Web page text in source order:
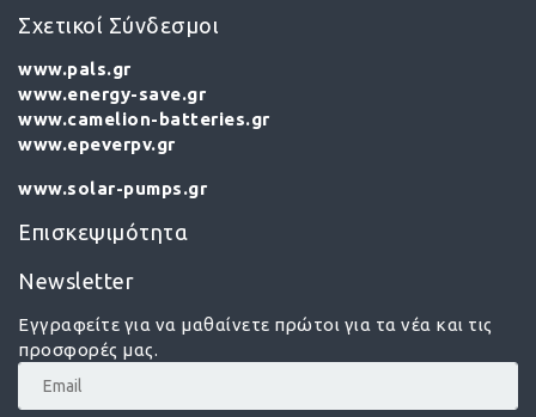
Σχετικοί Σύνδεσμοι
www.pals.gr
www.energy-save.gr
www.camelion-batteries.gr
www.epeverpv.gr
www.solar-pumps.gr
Επισκεψιμότητα
Newsletter
Εγγραφείτε για να μαθαίνετε πρώτοι για τα νέα και τις
προσφορές μας.